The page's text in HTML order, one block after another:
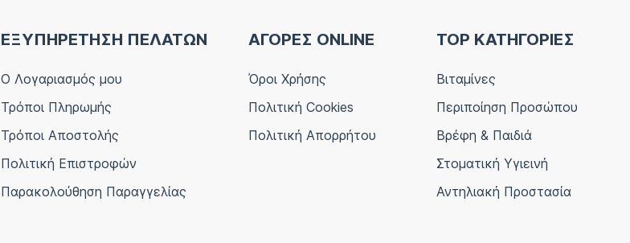
ΕΞΥΠΗΡΕΤΗΣΗ ΠΕΛΑΤΩΝ
Ο Λογαριασμός μου
Τρόποι Πληρωμής
Τρόποι Αποστολής
Πολιτική Επιστροφών
Παρακολούθηση Παραγγελίας
ΑΓΟΡΕΣ ONLINE
Όροι Χρήσης
Πολιτική Cookies
Πολιτική Απορρήτου
TOP ΚΑΤΗΓΟΡΙΕΣ
Βιταμίνες
Περιποίηση Προσώπου
Βρέφη & Παιδιά
Στοματική Υγιεινή
Αντηλιακή Προστασία